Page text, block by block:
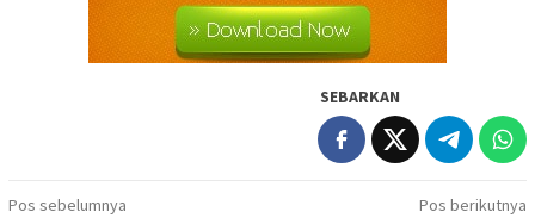
SEBARKAN
Navigasi
Pos sebelumnya
Pos berikutnya